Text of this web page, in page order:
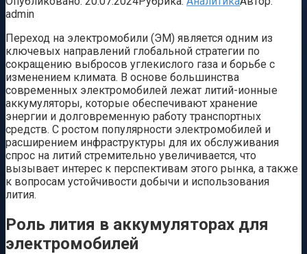
admin
Переход на электромобили (ЭМ) является одним из
ключевых направлений глобальной стратегии по
сокращению выбросов углекислого газа и борьбе с
изменением климата. В основе большинства
современных электромобилей лежат литий-ионные
аккумуляторы, которые обеспечивают хранение
энергии и долговременную работу транспортных
средств. С ростом популярности электромобилей и
расширением инфраструктуры для их обслуживания
спрос на литий стремительно увеличивается, что
вызывает интерес к перспективам этого рынка, а также
к вопросам устойчивости добычи и использования
лития.
Роль лития в аккумуляторах для
электромобилей